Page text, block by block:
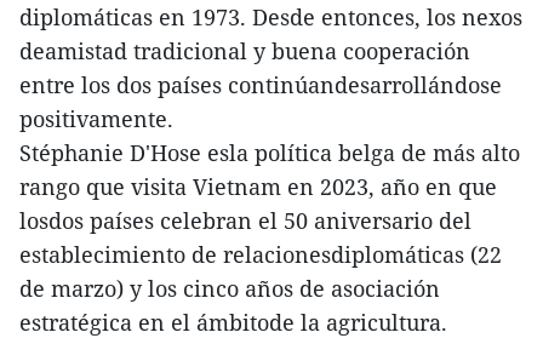
diplomáticas en 1973. Desde entonces, los nexos
deamistad tradicional y buena cooperación
entre los dos países continúandesarrollándose
positivamente.
Stéphanie D'Hose esla política belga de más alto
rango que visita Vietnam en 2023, año en que
losdos países celebran el 50 aniversario del
establecimiento de relacionesdiplomáticas (22
de marzo) y los cinco años de asociación
estratégica en el ámbitode la agricultura.